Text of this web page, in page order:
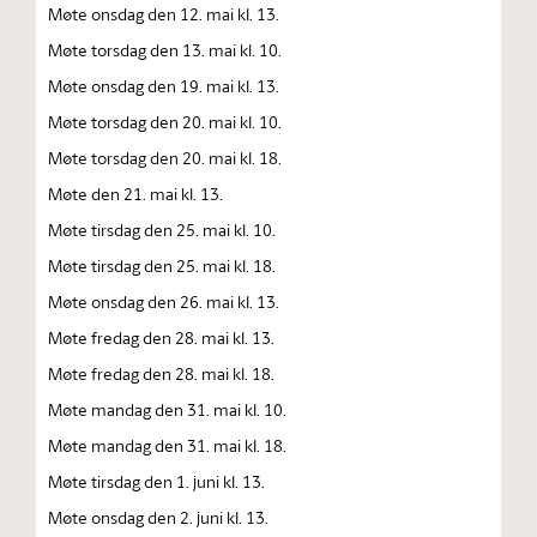
Møte onsdag den 12. mai kl. 13.
Møte torsdag den 13. mai kl. 10.
Møte onsdag den 19. mai kl. 13.
Møte torsdag den 20. mai kl. 10.
Møte torsdag den 20. mai kl. 18.
Møte den 21. mai kl. 13.
Møte tirsdag den 25. mai kl. 10.
Møte tirsdag den 25. mai kl. 18.
Møte onsdag den 26. mai kl. 13.
Møte fredag den 28. mai kl. 13.
Møte fredag den 28. mai kl. 18.
Møte mandag den 31. mai kl. 10.
Møte mandag den 31. mai kl. 18.
Møte tirsdag den 1. juni kl. 13.
Møte onsdag den 2. juni kl. 13.